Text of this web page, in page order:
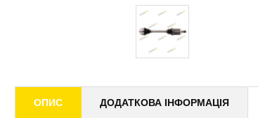
ОПИС ДОДАТКОВА ІНФОРМАЦІЯ